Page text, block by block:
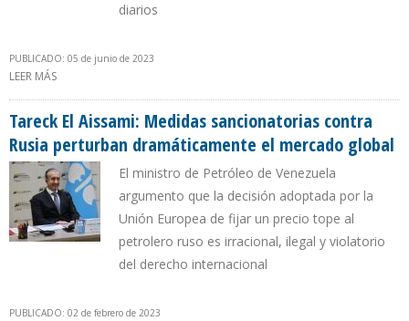
diarios
PUBLICADO: 05 de junio de 2023
LEER MÁS
Tareck El Aissami: Medidas sancionatorias contra
Rusia perturban dramáticamente el mercado global
El ministro de Petróleo de Venezuela
argumento que la decisión adoptada por la
Unión Europea de fijar un precio tope al
petrolero ruso es irracional, ilegal y violatorio
del derecho internacional
PUBLICADO: 02 de febrero de 2023